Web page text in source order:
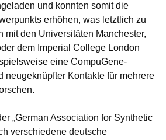
und konnten somit die
erhöhen, was letztlich zu
mit den Universitäten Manchester,
dem Imperial College London
eine CompuGene-
neugeknüpfter Kontakte für mehrere
„German Association for Synthetic
verschiedene deutsche